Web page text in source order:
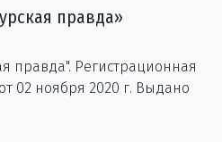
правда»
правда". Регистрационная
02 ноября 2020 г. Выдано